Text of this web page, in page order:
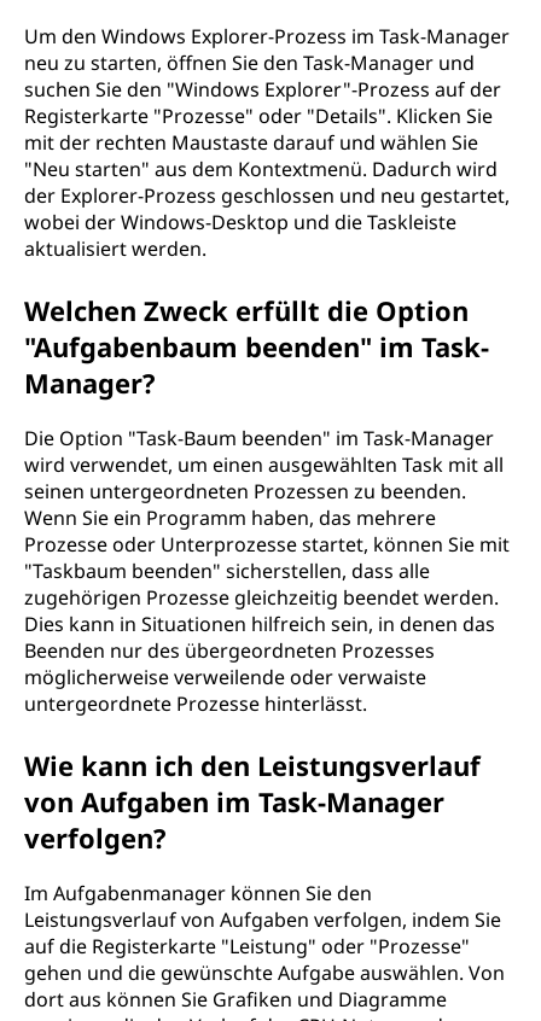
Um den Windows Explorer-Prozess im Task-Manager
neu zu starten, öffnen Sie den Task-Manager und
suchen Sie den "Windows Explorer"-Prozess auf der
Registerkarte "Prozesse" oder "Details". Klicken Sie
mit der rechten Maustaste darauf und wählen Sie
"Neu starten" aus dem Kontextmenü. Dadurch wird
der Explorer-Prozess geschlossen und neu gestartet,
wobei der Windows-Desktop und die Taskleiste
aktualisiert werden.
Welchen Zweck erfüllt die Option
"Aufgabenbaum beenden" im Task-
Manager?
Die Option "Task-Baum beenden" im Task-Manager
wird verwendet, um einen ausgewählten Task mit all
seinen untergeordneten Prozessen zu beenden.
Wenn Sie ein Programm haben, das mehrere
Prozesse oder Unterprozesse startet, können Sie mit
"Taskbaum beenden" sicherstellen, dass alle
zugehörigen Prozesse gleichzeitig beendet werden.
Dies kann in Situationen hilfreich sein, in denen das
Beenden nur des übergeordneten Prozesses
möglicherweise verweilende oder verwaiste
untergeordnete Prozesse hinterlässt.
Wie kann ich den Leistungsverlauf
von Aufgaben im Task-Manager
verfolgen?
Im Aufgabenmanager können Sie den
Leistungsverlauf von Aufgaben verfolgen, indem Sie
auf die Registerkarte "Leistung" oder "Prozesse"
gehen und die gewünschte Aufgabe auswählen. Von
dort aus können Sie Grafiken und Diagramme